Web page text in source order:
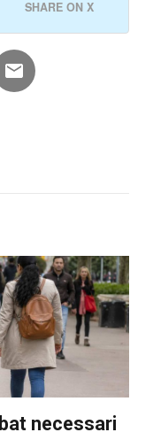
SHARE ON X
necessari